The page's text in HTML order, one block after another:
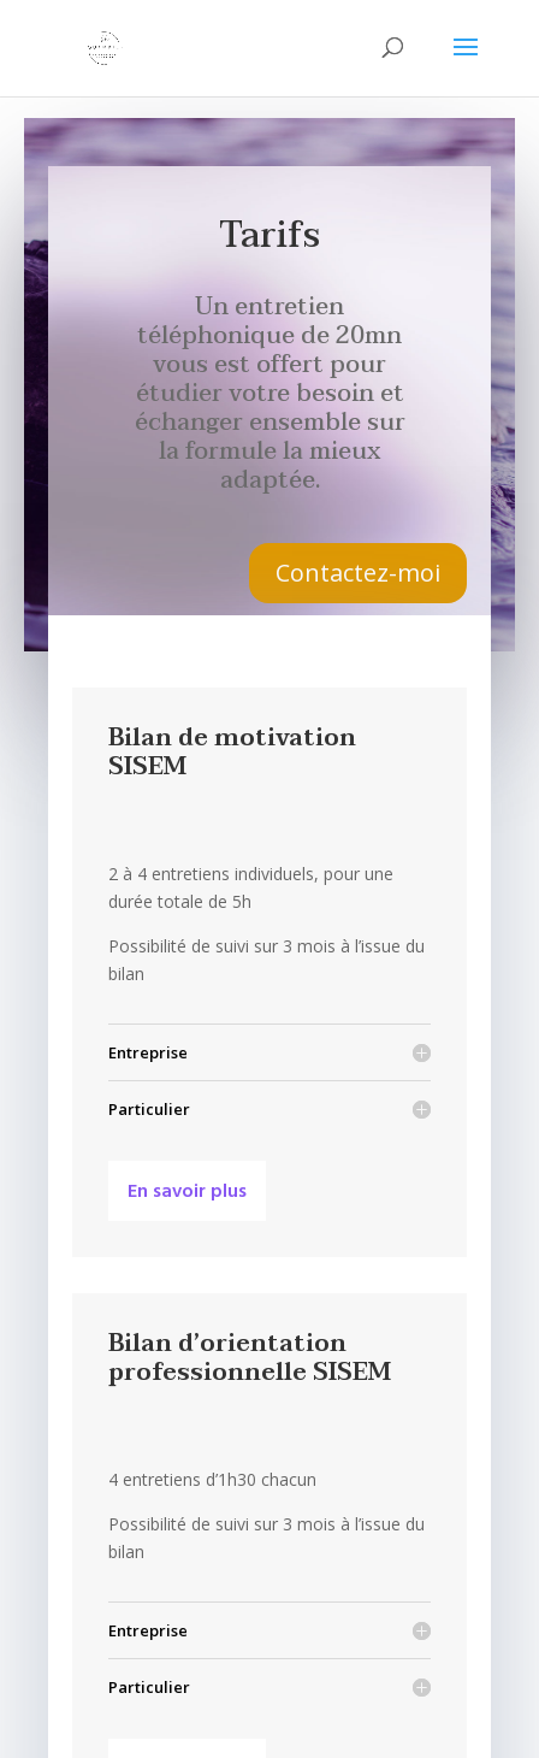
Tarifs
Un entretien
téléphonique de 20mn
vous est offert pour
étudier votre besoin et
échanger ensemble sur
la formule la mieux
adaptée.
Contactez-moi
Bilan de motivation
SISEM
2 à 4 entretiens individuels, pour une
durée totale de 5h
Possibilité de suivi sur 3 mois à l’issue du
bilan
Entreprise
Particulier
En savoir plus
Bilan d’orientation
professionnelle SISEM
4 entretiens d’1h30 chacun
Possibilité de suivi sur 3 mois à l’issue du
bilan
Entreprise
Particulier